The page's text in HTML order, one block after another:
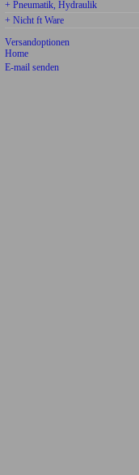
+ Pneumatik, Hydraulik
+ Nicht ft Ware
Versandoptionen
Home
E-mail senden